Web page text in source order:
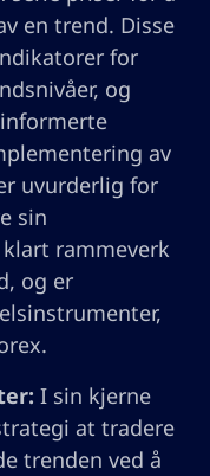
en trend. Disse
for
og
av
uvurderlig for
sin
rammeverk
og er
I sin kjerne
at tradere
trenden ved å